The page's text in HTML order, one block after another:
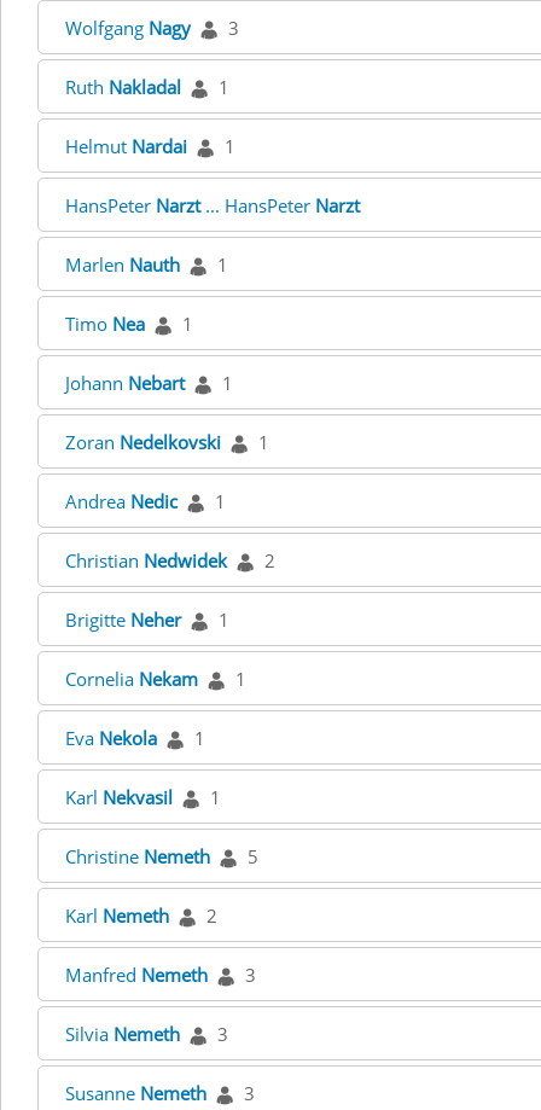
Wolfgang Nagy 3
Ruth Nakladal 1
Helmut Nardai 1
HansPeter Narzt... HansPeter Narzt
Marlen Nauth 1
Timo Nea 1
Johann Nebart 1
Zoran Nedelkovski 1
Andrea Nedic 1
Christian Nedwidek 2
Brigitte Neher 1
Cornelia Nekam 1
Eva Nekola 1
Karl Nekvasil 1
Christine Nemeth 5
Karl Nemeth 2
Manfred Nemeth 3
Silvia Nemeth 3
Susanne Nemeth 3